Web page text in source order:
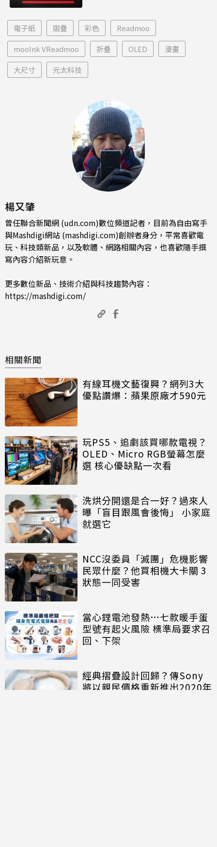
電子紙 摺疊 彩色 Readmoo
mooInk VReadmoo 折疊 OLED 漫畫
大尺寸 元太科技
楊又肇
曾任聯合新聞網 (udn.com)數位頻道記者，目前為自由寫手
與Mashdigi網站 (mashdigi.com)創辦者身分，平常喜歡電
玩、科技類新品，以及軟體、網路相關內容，也喜歡隨手撰
寫內容介紹新玩意。
更多數位新品、技術介紹與科技趨勢內容：
https://mashdigi.com/
相關新聞
有線耳機文藝復興？網列3大
優點讚爆：蘋果原廠才590元
玩PS5、追劇該買哪款電視？
OLED、Micro RGB螢幕怎麼
選 核心優缺點一次看
洗烘分開還是合一好？過來人
曝「盲目跟風會後悔」 小家庭
就選它
NCC沒委員「滅團」危機影響
民眾什麼？他買相機大卡關 3
狀態一同受害
當心鋰電池發熱…七款暖手蛋
型號有起火風險 標準局要求召
回、下架
經典摺疊設計回歸？傳Sony
將以親民價格重新推出2020年